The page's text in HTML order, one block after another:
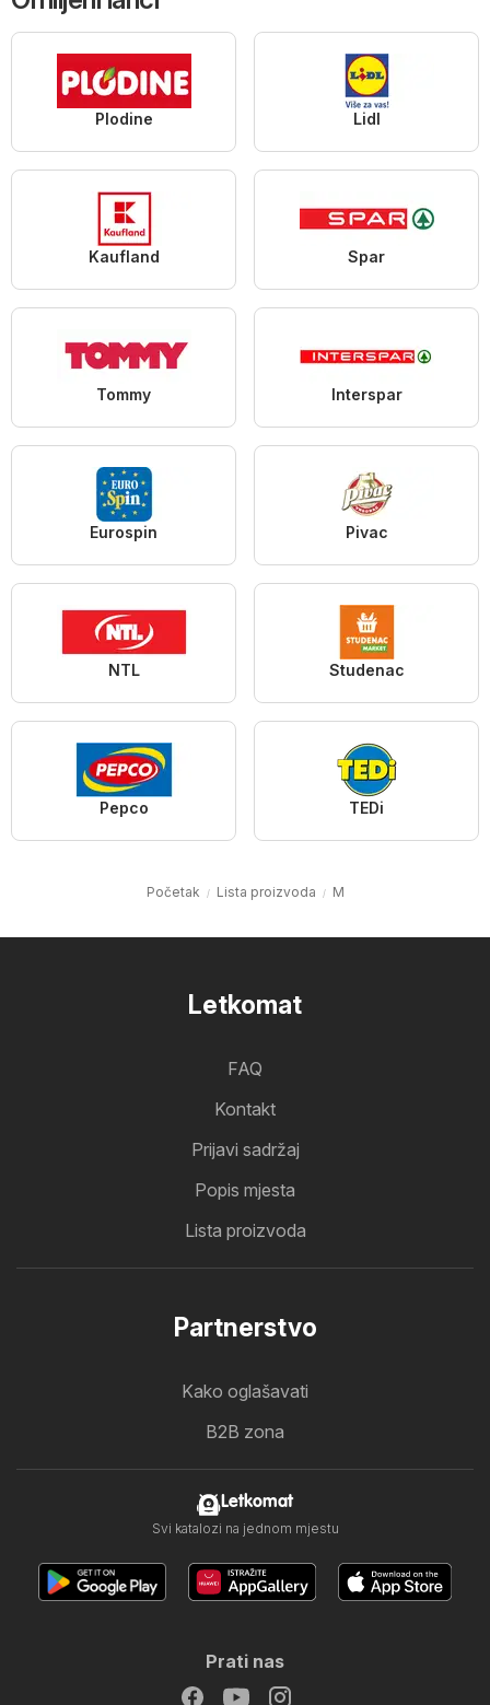
Plodine Lidl
Kaufland Spar
Tommy Interspar
Eurospin Pivac
NTL Studenac
Pepco TEDi
Početak Lista proizvoda M
Letkomat
FAQ
Kontakt
Prijavi sadržaj
Popis mjesta
Lista proizvoda
Partnerstvo
Kako oglašavati
B2B zona
Letkomat
Svi katalozi na jednom mjestu
Prati nas